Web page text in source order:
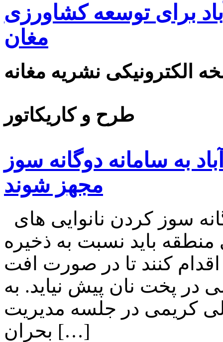
برای توسعه کشاورزی
مغان
الکترونیکی نشریه مغانه
طرح و کاریکاتور
به سامانه دوگانه سوز
مجهز شوند
باید نسبت به ذخیره
کنند تا در صورت افت
در پخت نان پیش نیاید. به
کریمی در جلسه مدیریت
بحران […]